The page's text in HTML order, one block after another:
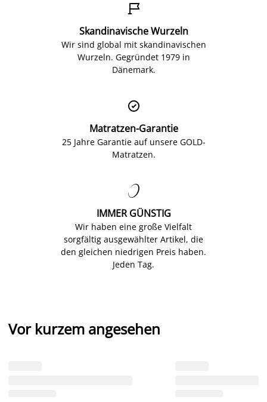

Skandinavische Wurzeln
Wir sind global mit skandinavischen
Wurzeln. Gegründet 1979 in
Dänemark.

Matratzen-Garantie
25 Jahre Garantie auf unsere GOLD-
Matratzen.

IMMER GÜNSTIG
Wir haben eine große Vielfalt
sorgfältig ausgewählter Artikel, die
den gleichen niedrigen Preis haben.
Jeden Tag.
Vor kurzem angesehen